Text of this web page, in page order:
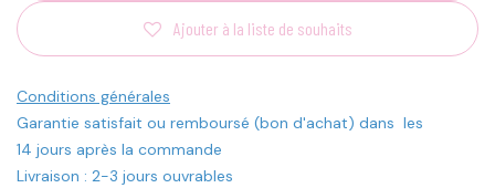
Ajouter à la liste de souhaits
Conditions générales
Garantie satisfait ou remboursé (bon d'achat) dans les
14 jours après la commande
Livraison : 2-3 jours ouvrables